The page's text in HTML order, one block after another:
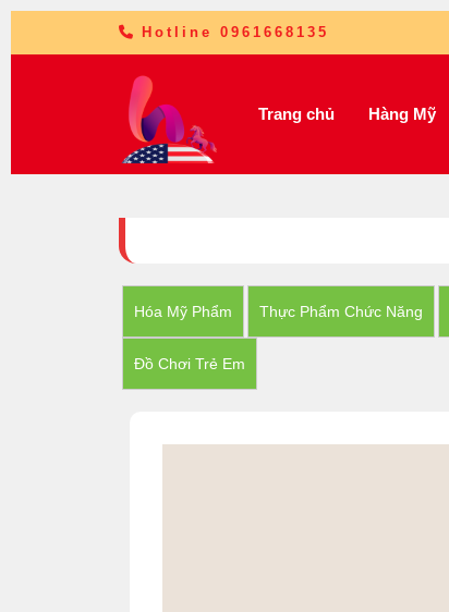
Hotline 0961668135
Trang chủ Hàng Mỹ
Hóa Mỹ Phẩm Thực Phẩm Chức Năng
Đồ Chơi Trẻ Em